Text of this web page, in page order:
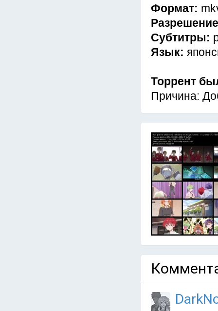
Формат:
Субтитры:
Язык:
Торрент
Причина: